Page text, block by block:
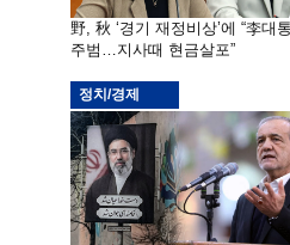
野, 秋 ‘경기 재정비상’에 “李대
주범…지사때 현금살포”
정치/경제